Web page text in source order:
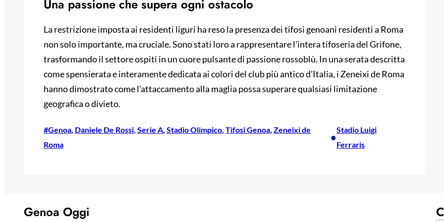
Una passione che supera ogni ostacolo
La restrizione imposta ai residenti liguri ha reso la presenza dei tifosi genoani residenti a Roma
non solo importante, ma cruciale. Sono stati loro a rappresentare l’intera tifoseria del Grifone,
trasformando il settore ospiti in un cuore pulsante di passione rossoblù. In una serata descritta
come spensierata e interamente dedicata ai colori del club più antico d’Italia, i Zeneixi de Roma
hanno dimostrato come l’attaccamento alla maglia possa superare qualsiasi limitazione
geografica o divieto.
#Genoa, Daniele De Rossi, Serie A, Stadio Olimpico, Tifosi Genoa, Zeneixi de
Roma
•
Stadio Luigi
Ferraris
Genoa Oggi